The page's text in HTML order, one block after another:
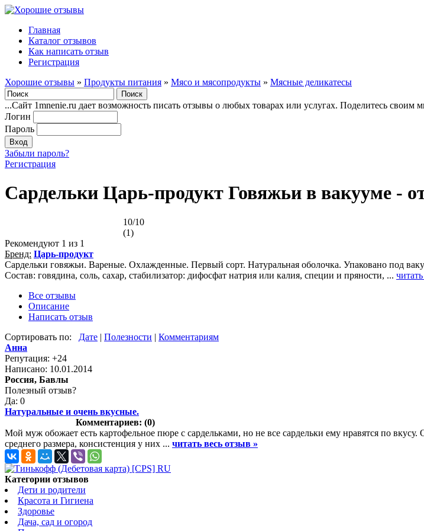
Главная
Каталог отзывов
Как написать отзыв
Регистрация
Хорошие отзывы » Продукты питания » Мясо и мясопродукты » Мясные деликатесы
...Сайт 1mnenie.ru дает возможность писать отзывы о любых товарах или услугах. Поделитесь своим
Логин
Пароль
Забыли пароль?
Регистрация
Сардельки Царь-продукт Говяжьи в вакууме -
10/10
(1)
Рекомендуют 1 из 1
Бренд: Царь-продукт
Сардельки говяжьи. Вареные. Охлажденные. Первый сорт. Натуральная оболочка. Упаковано под
Состав: говядина, соль, сахар, стабилизатор: дифосфат натрия или калия, специи и пряности, ...
Все отзывы
Описание
Написать отзыв
Сортировать по:
Дате | Полезности | Комментариям
Анна
Репутация: +24
Написано: 10.01.2014
Россия, Бавлы
Полезный отзыв?
Да: 0
Натуральные и очень вкусные.
Комментариев: (0)
Мой муж обожает есть картофельное пюре с сардельками, но не все сардельки ему нравятся по
среднего размера, консистенция у них ... читать весь отзыв »
Категории отзывов
Дети и родители
Красота и Гигиена
Здоровье
Дача, сад и огород